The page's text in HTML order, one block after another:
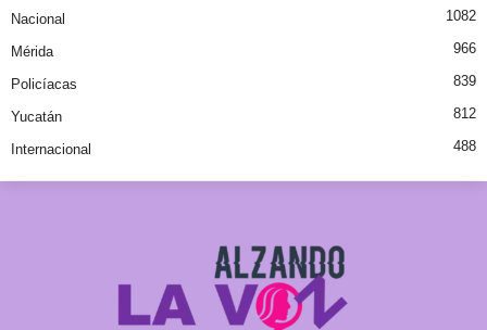
Nacional 1082
Mérida 966
Policíacas 839
Yucatán 812
Internacional 488